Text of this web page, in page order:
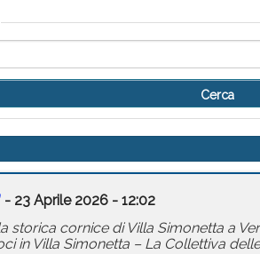
- 23 Aprile 2026 - 12:02
storica cornice di Villa Simonetta a
in Villa Simonetta – La Collettiva